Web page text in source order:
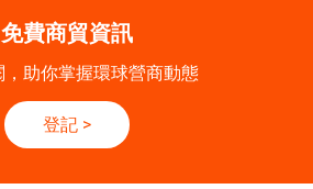
免費商貿資訊
，助你掌握環球營商動態
登記 >